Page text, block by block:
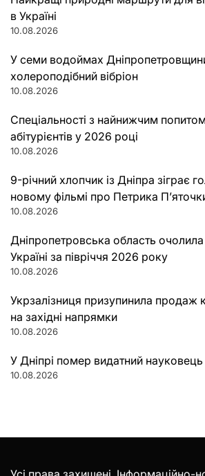
в Україні
10.08.2026
У семи водоймах
холероподібний вібріон
10.08.2026
Спеціальності з найнижчим
абітурієнтів у 2026 році
10.08.2026
9-річний хлопчик із Дніпра зіграє
новому фільмі про Петрика
10.08.2026
Дніпропетровська область
Україні за півріччя 2026 року
10.08.2026
Укрзалізниця призупинила продаж
на західні напрямки
10.08.2026
У Дніпрі помер видатний
10.08.2026